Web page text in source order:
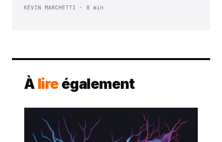
KÉVIN MARCHETTI · 8 min
À lire également